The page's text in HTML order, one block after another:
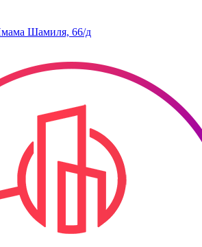
Шамиля, 66/д